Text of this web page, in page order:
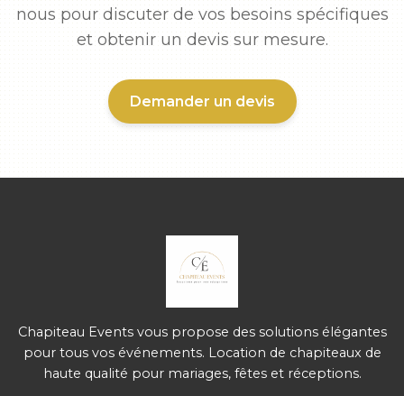
nous pour discuter de vos besoins spécifiques
et obtenir un devis sur mesure.
Demander un devis
Chapiteau Events vous propose des solutions élégantes
pour tous vos événements. Location de chapiteaux de
haute qualité pour mariages, fêtes et réceptions.